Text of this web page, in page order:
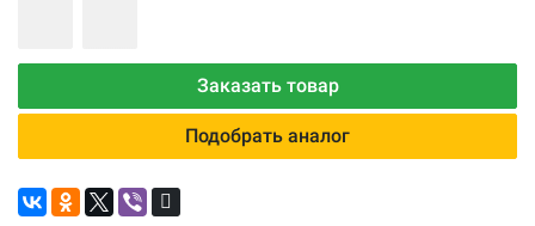
Заказать товар
Подобрать аналог